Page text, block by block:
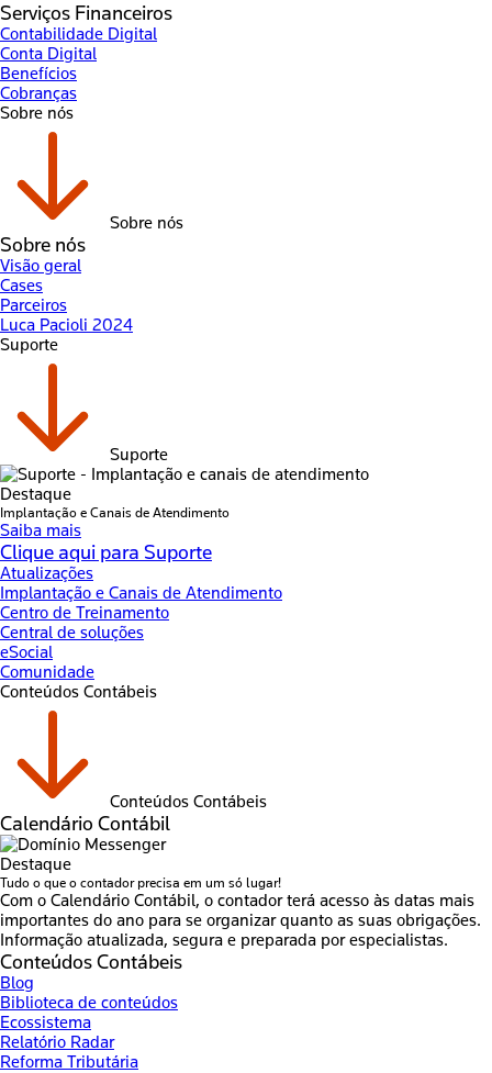
Serviços Financeiros
Contabilidade Digital
Conta Digital
Benefícios
Cobranças
Sobre nós
Sobre nós
Sobre nós
Visão geral
Cases
Parceiros
Luca Pacioli 2024
Suporte
Suporte
Destaque
Implantação e Canais de Atendimento
Saiba mais
Clique aqui para Suporte
Atualizações
Implantação e Canais de Atendimento
Centro de Treinamento
Central de soluções
eSocial
Comunidade
Conteúdos Contábeis
Conteúdos Contábeis
Calendário Contábil
Destaque
Tudo o que o contador precisa em um só lugar!
Com o Calendário Contábil, o contador terá acesso às datas mais
importantes do ano para se organizar quanto as suas obrigações.
Informação atualizada, segura e preparada por especialistas.
Conteúdos Contábeis
Blog
Biblioteca de conteúdos
Ecossistema
Relatório Radar
Reforma Tributária